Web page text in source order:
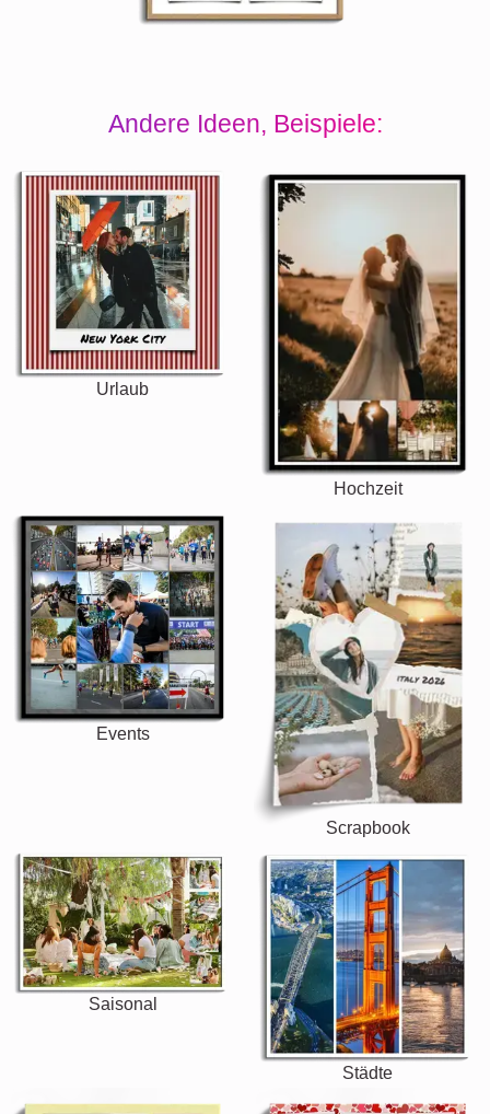
Andere Ideen, Beispiele:
Urlaub
Hochzeit
Events
Scrapbook
Saisonal
Städte